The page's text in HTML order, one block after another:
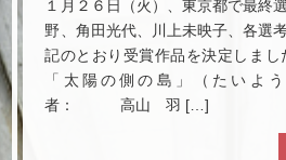
１月２６日（火）、東京都で最終
野、角田光代、川上未映子、各選
記のとおり受賞作品を決定しま
「太陽の側の島」（たいよ
者： 高山 羽 […]